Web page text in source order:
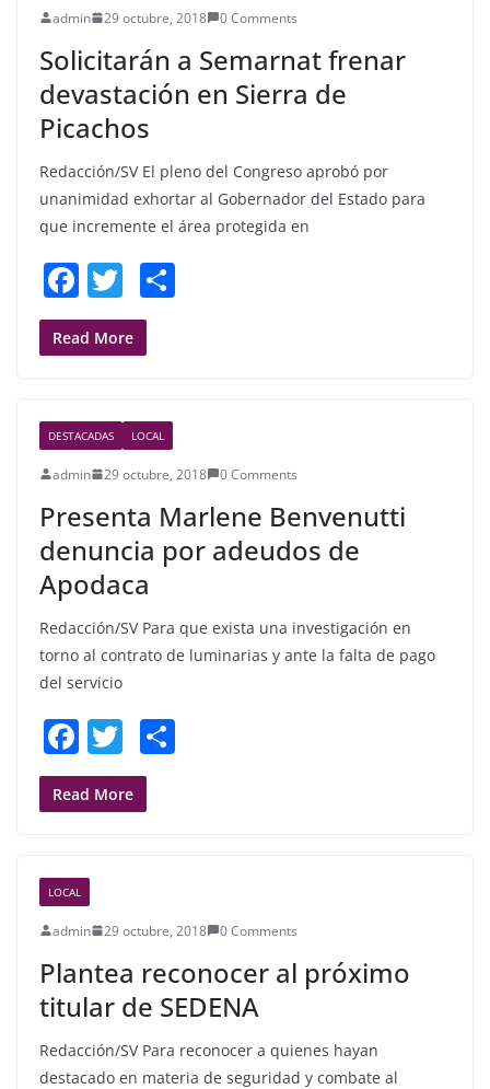
o
k
admin 29 octubre, 2018 0 Comments
Solicitarán a Semarnat frenar
devastación en Sierra de
Picachos
Redacción/SV El pleno del Congreso aprobó por
unanimidad exhortar al Gobernador del Estado para
que incremente el área protegida en
F
a
c
b
o
o
k
T
w
itt
Read More
DESTACADAS LOCAL
admin 29 octubre, 2018 0 Comments
Presenta Marlene Benvenutti
denuncia por adeudos de
Apodaca
Redacción/SV Para que exista una investigación en
torno al contrato de luminarias y ante la falta de pago
del servicio
F
a
c
b
o
o
k
T
w
itt
Read More
LOCAL
admin 29 octubre, 2018 0 Comments
Plantea reconocer al próximo
titular de SEDENA
Redacción/SV Para reconocer a quienes hayan
destacado en materia de seguridad y combate al